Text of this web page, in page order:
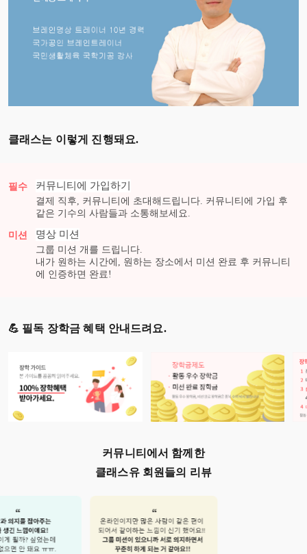
클래스는 이렇게 진행돼요.
필수 커뮤니티에 가입하기
결제 직후, 커뮤니티에 초대해드립니다. 커뮤니티에 가입 후
같은 기수의 사람들과 소통해보세요.
미션 명상 미션
그룹 미션 개를 드립니다.
내가 원하는 시간에, 원하는 장소에서 미션 완료 후 커뮤니티
에 인증하면 완료!
💪 필독 장학금 혜택 안내드려요.
커뮤니티에서 함께한
클래스유 회원들의 리뷰